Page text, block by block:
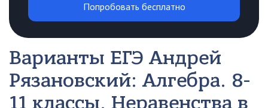
Попробовать бесплатно
Варианты ЕГЭ Андрей
Рязановский: Алгебра. 8-
11 классы. Неравенства в